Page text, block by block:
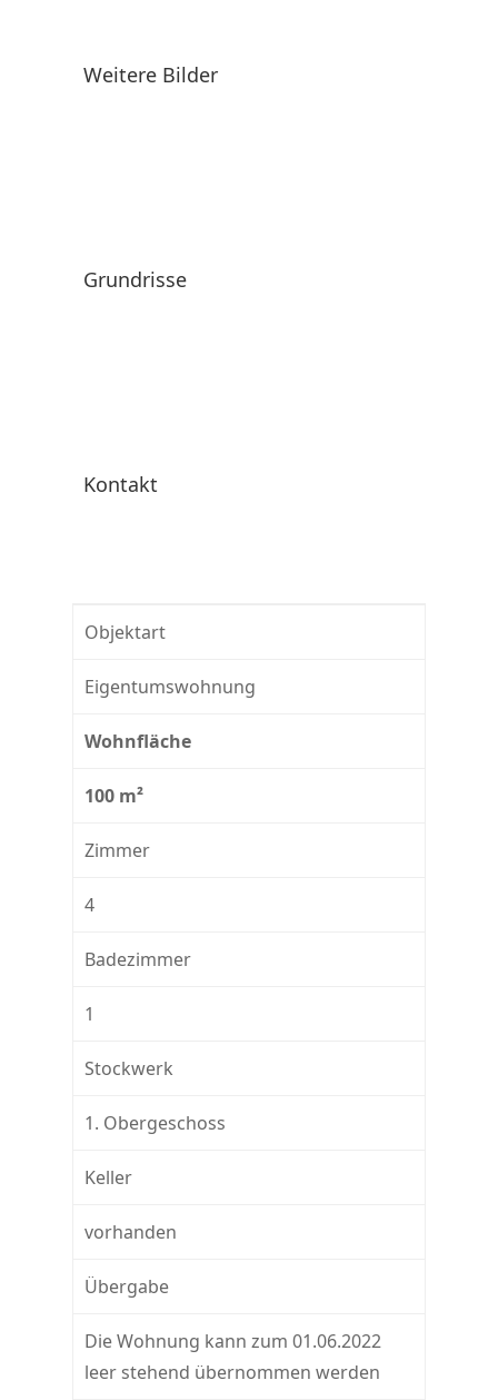
Weitere Bilder
Grundrisse
Kontakt
Objektart
Eigentumswohnung
Wohnfläche
100 m²
Zimmer
4
Badezimmer
1
Stockwerk
1. Obergeschoss
Keller
vorhanden
Übergabe
Die Wohnung kann zum 01.06.2022
leer stehend übernommen werden